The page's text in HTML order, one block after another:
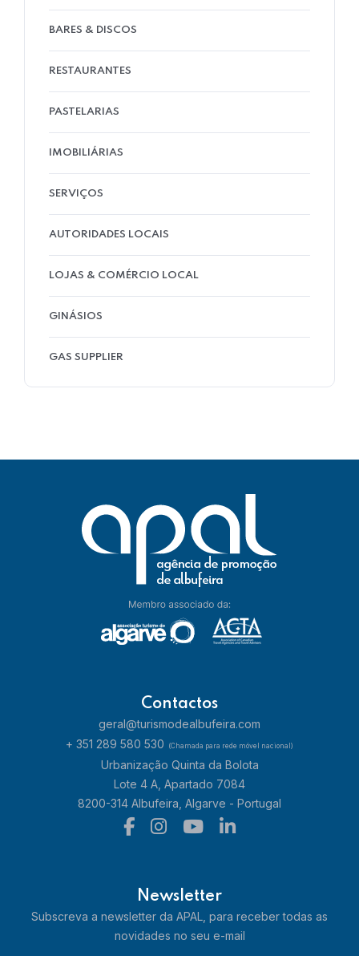
BARES & DISCOS
RESTAURANTES
PASTELARIAS
IMOBILIÁRIAS
SERVIÇOS
AUTORIDADES LOCAIS
LOJAS & COMÉRCIO LOCAL
GINÁSIOS
GAS SUPPLIER
Contactos
geral@turismodealbufeira.com
+ 351 289 580 530
(Chamada para rede móvel nacional)
Urbanização Quinta da Bolota
Lote 4 A, Apartado 7084
8200-314 Albufeira, Algarve - Portugal
Newsletter
Subscreva a newsletter da APAL, para receber todas as
novidades no seu e-mail